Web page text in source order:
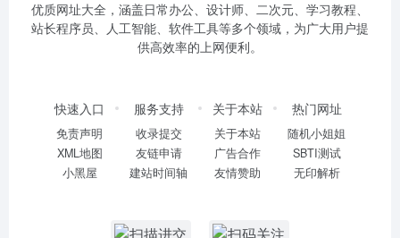
优质网址大全，涵盖日常办公、设计师、二次元、学习教程、
站长程序员、人工智能、软件工具等多个领域，为广大用户提
供高效率的上网便利。
快速入口
免责声明
XML地图
小黑屋
服务支持
收录提交
友链申请
建站时间轴
关于本站
关于本站
广告合作
友情赞助
热门网址
随机小姐姐
SBTI测试
无印解析